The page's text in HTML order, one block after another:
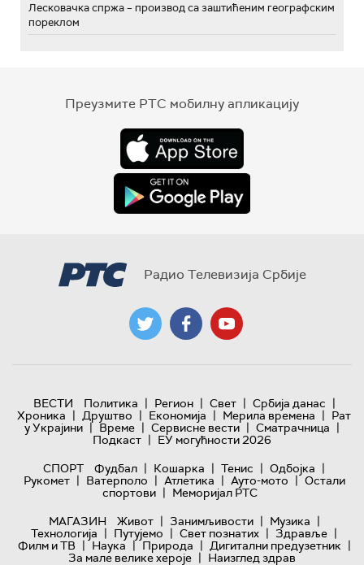
Лесковачка спржа – производ са заштићеним географским
пореклом
Преузмите РТС мобилну апликацију
Радио Телевизија Србије
ВЕСТИ Политика | Регион | Свет | Србија данас |
Хроника | Друштво | Економија | Мерила времена | Рат
у Украјини | Време | Сервисне вести | Сматрачница |
Подкаст | ЕУ могућности 2026
СПОРТ
Фудбал | Кошарка | Тенис | Одбојка |
Рукомет | Ватерполо | Атлетика | Ауто-мото | Остали
спортови | Меморијал РТС
МАГАЗИН
Живот | Занимљивости | Музика |
Технологијa | Путујемо | Свет познатих | Здравље |
Филм и ТВ | Наука | Природа | Дигитални предузетник |
За мале велике хероје | Наизглед здрав